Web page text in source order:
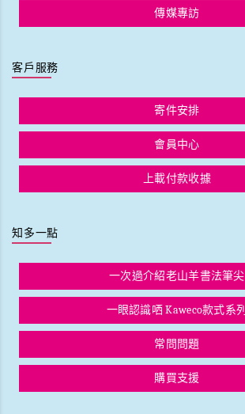
傳媒專訪
客戶服務
寄件安排
會員中心
上載付款收據
知多一點
一次過介紹老山羊書法筆尖
一眼認識哂 Kaweco款式系列
常問問題
購買支援